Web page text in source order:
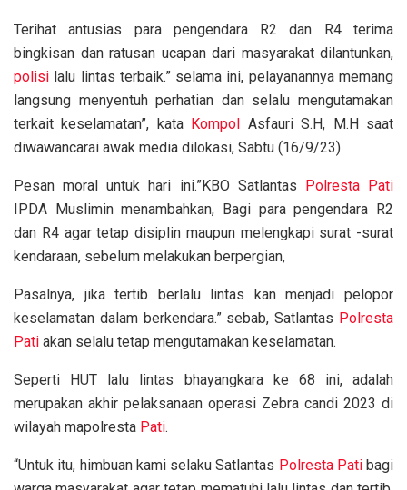
Terihat antusias para pengendara R2 dan R4 terima
bingkisan dan ratusan ucapan dari masyarakat dilantunkan,
polisi lalu lintas terbaik.” selama ini, pelayanannya memang
langsung menyentuh perhatian dan selalu mengutamakan
terkait keselamatan”, kata Kompol Asfauri S.H, M.H saat
diwawancarai awak media dilokasi, Sabtu (16/9/23).
Pesan moral untuk hari ini.”KBO Satlantas Polresta Pati
IPDA Muslimin menambahkan, Bagi para pengendara R2
dan R4 agar tetap disiplin maupun melengkapi surat -surat
kendaraan, sebelum melakukan berpergian,
Pasalnya, jika tertib berlalu lintas kan menjadi pelopor
keselamatan dalam berkendara.” sebab, Satlantas Polresta
Pati akan selalu tetap mengutamakan keselamatan.
Seperti HUT lalu lintas bhayangkara ke 68 ini, adalah
merupakan akhir pelaksanaan operasi Zebra candi 2023 di
wilayah mapolresta Pati.
“Untuk itu, himbuan kami selaku Satlantas Polresta Patibagi